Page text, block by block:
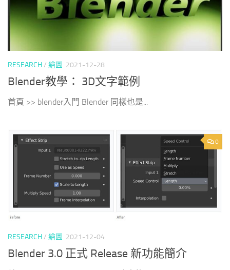
RESEARCH/ 繪圖 2021-12-28
Blender教學： 3D文字範例
首頁 >> blender入門 Blender 同樣也是...
0
RESEARCH/ 繪圖 2021-12-04
Blender 3.0 正式 Release 新功能簡介